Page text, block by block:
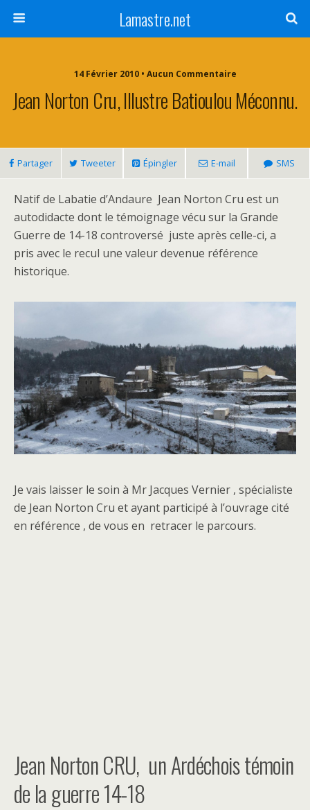
Lamastre.net
14 Février 2010 • Aucun Commentaire
Jean Norton Cru, Illustre Batioulou Méconnu.
Partager Tweeter Épingler E-mail SMS
Natif de Labatie d’Andaure Jean Norton Cru est un
autodidacte dont le témoignage vécu sur la Grande
Guerre de 14-18 controversé juste après celle-ci, a
pris avec le recul une valeur devenue référence
historique.
Je vais laisser le soin à Mr Jacques Vernier , spécialiste
de Jean Norton Cru et ayant participé à l’ouvrage cité
en référence , de vous en retracer le parcours.
Jean Norton CRU, un Ardéchois témoin
de la guerre 14-18